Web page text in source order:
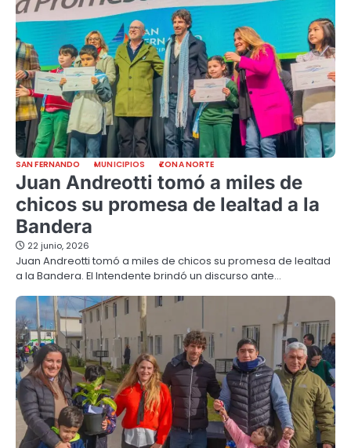
SAN FERNANDO MUNICIPIOS ZONA NORTE
Juan Andreotti tomó a miles de
chicos su promesa de lealtad a la
Bandera
22 junio, 2026
Juan Andreotti tomó a miles de chicos su promesa de lealtad
a la Bandera. El Intendente brindó un discurso ante…